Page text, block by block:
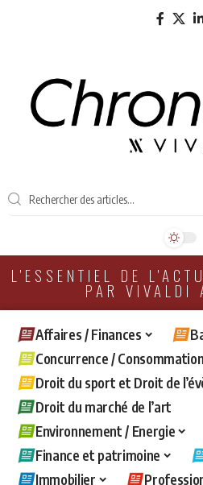
L'ESSENTIEL DE
PAR VIVALDI
Affaires / Finances
Concurrence /
Droit du sport et Droit de
Droit du marché de l’art
Environnement / Energie
Finance et patrimoine
Immobilier